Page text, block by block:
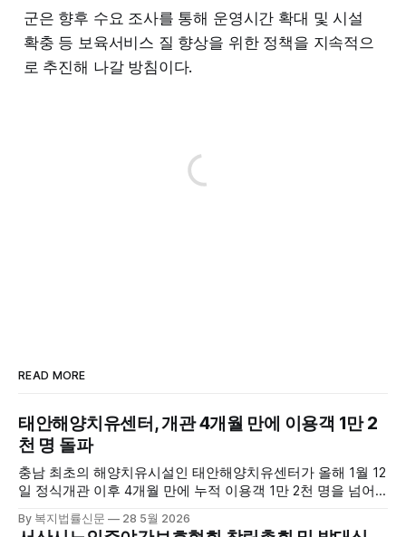
군은 향후 수요 조사를 통해 운영시간 확대 및 시설
확충 등 보육서비스 질 향상을 위한 정책을 지속적으
로 추진해 나갈 방침이다.
READ MORE
태안해양치유센터, 개관 4개월 만에 이용객 1만 2
천 명 돌파
충남 최초의 해양치유시설인 태안해양치유센터가 올해 1월 12
일 정식개관 이후 4개월 만에 누적 이용객 1만 2천 명을 넘어
양자원을 활용한 맞춤형 프로그램과 차별화된 웰니스 콘텐츠
By 복지법률신문 28 5월 2026